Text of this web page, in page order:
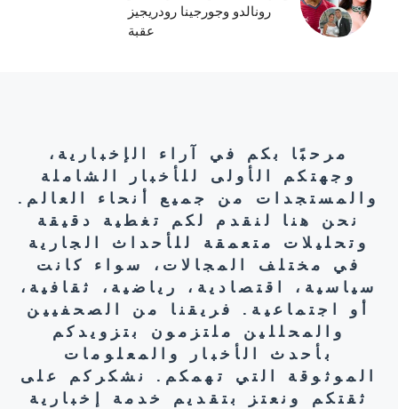
رونالدو وجورجينا رودريجيز
عقبة
مرحبًا بكم في آراء الإخبارية،
وجهتكم الأولى للأخبار الشاملة
والمستجدات من جميع أنحاء العالم.
نحن هنا لنقدم لكم تغطية دقيقة
وتحليلات متعمقة للأحداث الجارية
في مختلف المجالات، سواء كانت
سياسية، اقتصادية، رياضية، ثقافية،
أو اجتماعية. فريقنا من الصحفيين
والمحللين ملتزمون بتزويدكم
بأحدث الأخبار والمعلومات
الموثوقة التي تهمكم. نشكركم على
ثقتكم ونعتز بتقديم خدمة إخبارية